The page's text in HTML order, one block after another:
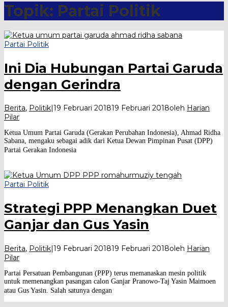
Topik: Partai Politik
Partai Politik
Ini Dia Hubungan Partai Garuda
dengan Gerindra
Berita, Politik 19 Februari 201819 Februari 2018oleh Harian
Pilar
Ketua Umum Partai Garuda (Gerakan Perubahan Indonesia), Ahmad Ridha
Sabana, mengaku sebagai adik dari Ketua Dewan Pimpinan Pusat (DPP)
Partai Gerakan Indonesia
Partai Politik
Strategi PPP Menangkan Duet
Ganjar dan Gus Yasin
Berita, Politik|19 Februari 201819 Februari 2018oleh Harian
Pilar
Partai Persatuan Pembangunan (PPP) terus memanaskan mesin politik
untuk memenangkan pasangan calon Ganjar Pranowo-Taj Yasin Maimoen
atau Gus Yasin. Salah satunya dengan